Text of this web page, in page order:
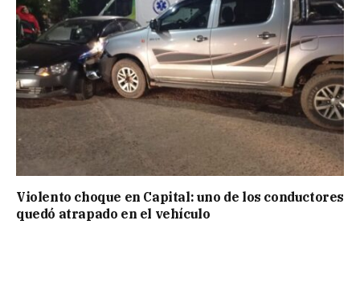
Violento choque en Capital: uno de los conductores
quedó atrapado en el vehículo